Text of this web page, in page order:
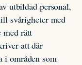
utbildad personal,
svårigheter med
med rätt
att där
i områden som